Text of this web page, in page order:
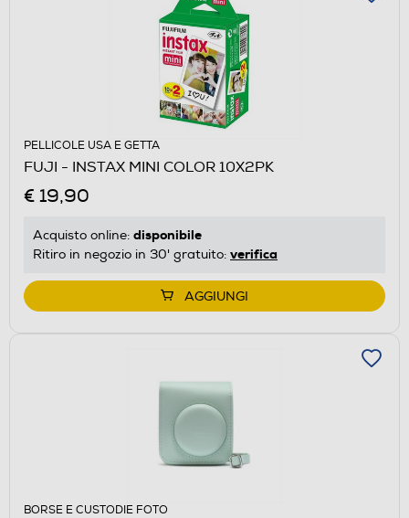
PELLICOLE USA E GETTA
FUJI - INSTAX MINI COLOR 10X2PK
€ 19,90
Acquisto online: disponibile
Ritiro in negozio in 30' gratuito: verifica
AGGIUNGI
BORSE E CUSTODIE FOTO